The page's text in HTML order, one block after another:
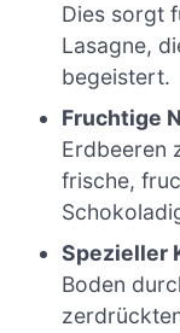
Dies sorgt
Lasagne,
begeistert.
Fruchtige
Erdbeeren
frische,
Spezieller
Boden